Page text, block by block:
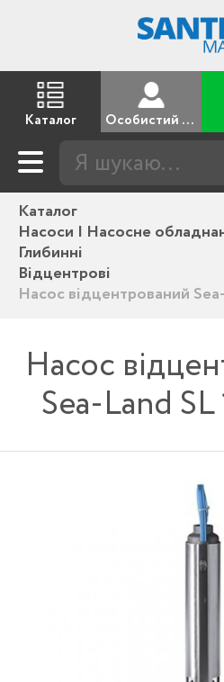
Каталог Особистий кабінет
Каталог
Насоси | Насосне
Глибинні
Відцентрові
Насос відцентрований
Насос
Sea-Land